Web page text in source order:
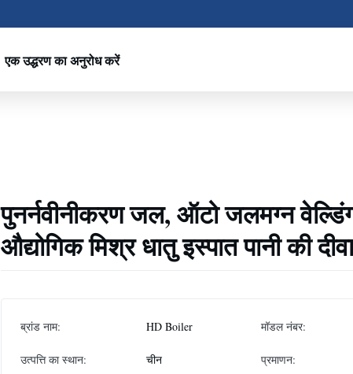
एक उद्धरण का अनुरोध करें
पुनर्नवीनीकरण जल, ऑटो जलमग्न
औद्योगिक मिश्र धातु इस्पात पानी की
ब्रांड नाम: HD Boiler मॉडल नंबर:
उत्पत्ति का स्थान: चीन प्रमाणन: